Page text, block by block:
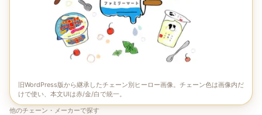
旧WordPress版から継承したチェーン別ヒーロー画像。チェーン色は画像内だ
けで使い、本文UIは赤/金/白で統一。
他のチェーン・メーカーで探す